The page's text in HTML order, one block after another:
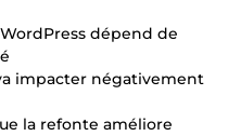
dépend de
impacter négativement
la refonte améliore